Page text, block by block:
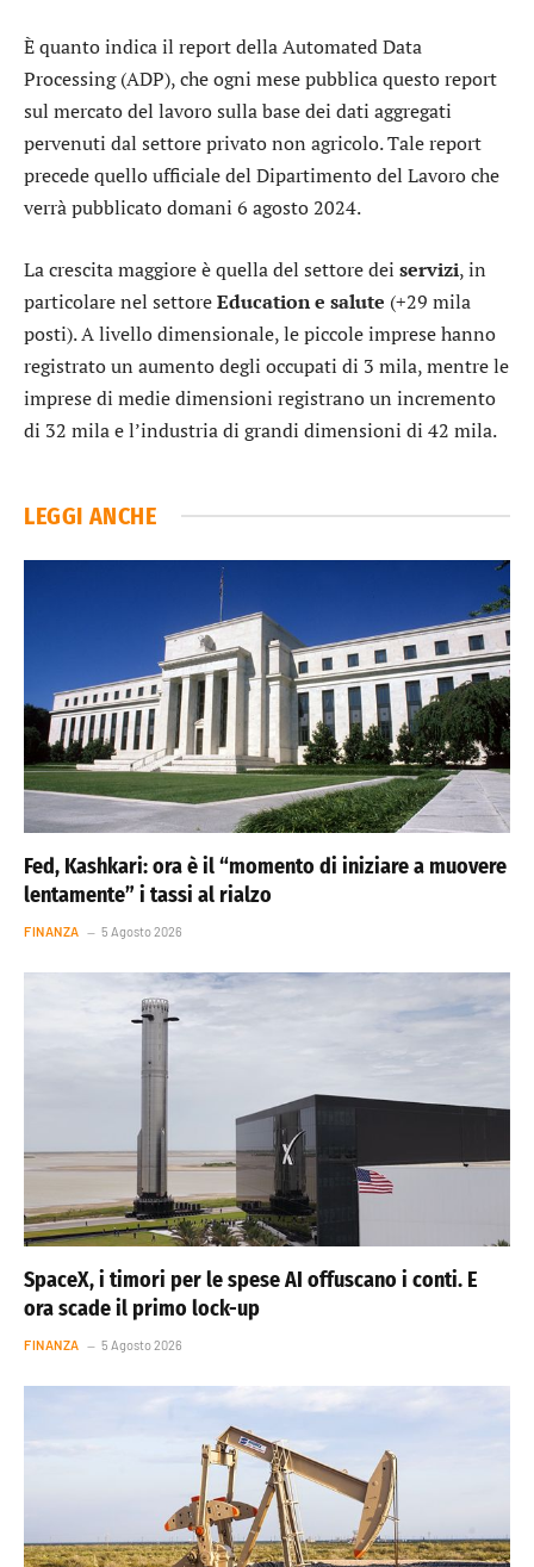
È quanto indica il report della Automated Data
Processing (ADP), che ogni mese pubblica questo report
sul mercato del lavoro sulla base dei dati aggregati
pervenuti dal settore privato non agricolo. Tale report
precede quello ufficiale del Dipartimento del Lavoro che
verrà pubblicato domani 6 agosto 2024.
La crescita maggiore è quella del settore dei servizi, in
particolare nel settoreEducation e salute (+29 mila
posti). A livello dimensionale, le piccole imprese hanno
registrato un aumento degli occupati di 3 mila, mentre le
imprese di medie dimensioni registrano un incremento
di 32 mila e l’industria di grandi dimensioni di 42 mila.
LEGGI ANCHE
Fed, Kashkari: ora è il “momento di iniziare a muovere
lentamente” i tassi al rialzo
FINANZA 5 Agosto 2026
SpaceX, i timori per le spese AI offuscano i conti. E
ora scade il primo lock-up
FINANZA 5 Agosto 2026